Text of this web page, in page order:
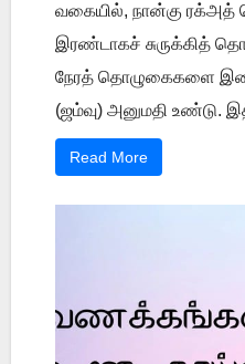
வகையில், நான்கு
இரண்டாகச் சுருக்கித்
நேரத் தொழுகைகளை
(ஜம்வு) அனுமதி உண்டு.
Read More